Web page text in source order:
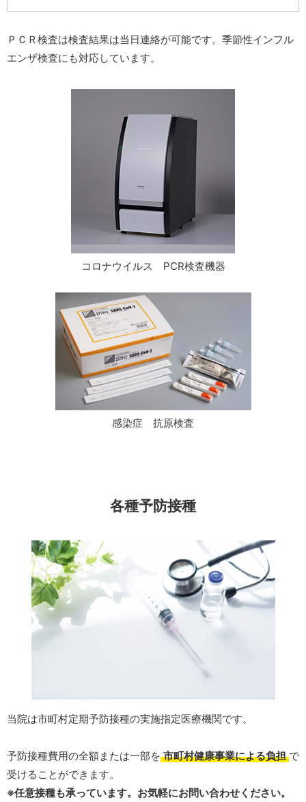
ＰＣＲ検査は検査結果は当日連絡が可能です。季節性インフル
エンザ検査にも対応しています。
コロナウイルス PCR検査機器
感染症 抗原検査
各種予防接種
当院は市町村定期予防接種の実施指定医療機関です。
予防接種費用の全額または一部を 市町村健康事業による負担で
受けることができます。
※任意接種も承っています。お気軽にお問い合わせください。